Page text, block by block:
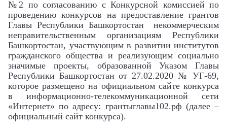
№2 по согласованию с Конкурсной комиссией по
проведению конкурсов на предоставление грантов
Главы Республики Башкортостан некоммерческим
неправительственным организациям Республики
Башкортостан, участвующим в развитии институтов
гражданского общества и реализующим социально
значимые проекты, образованной Указом Главы
Республики Башкортостан от 27.02.2020 № УГ-69,
которое размещено на официальном сайте конкурса
в информационно-телекоммуникационной сети
«Интернет» по адресу: грантыглавы102.рф (далее –
официальный сайт конкурса).